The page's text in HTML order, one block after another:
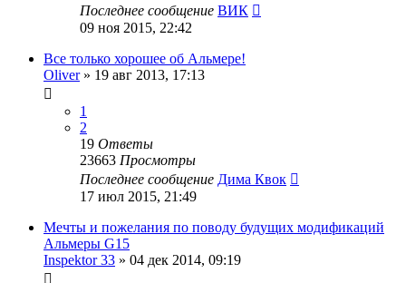
Последнее сообщение ВИК
09 ноя 2015, 22:42
Все только хорошее об Альмере!
Oliver» 19 авг 2013, 17:13
1
2
19 Ответы
23663 Просмотры
Последнее сообщение Дима Квок
17 июл 2015, 21:49
Мечты и пожелания по поводу будущих модификаций
Альмеры G15
Inspektor 33 » 04 дек 2014, 09:19